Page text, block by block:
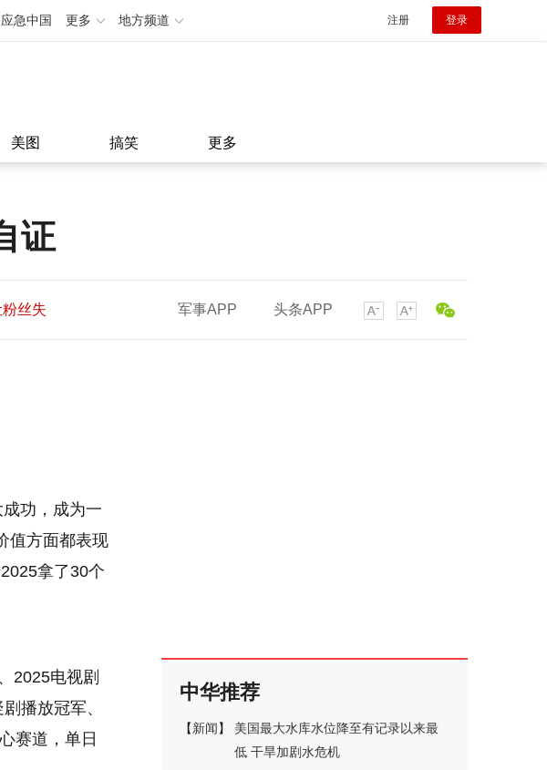
应急中国 更多 地方频道 注册 登录
美图 搞笑 更多
证
丝失
丝失
军事APP 头条APP
功，成为一
值方面都表现
拿了30个
2025电视剧
播放冠军、
赛道，单日
中华推荐
【新闻】
美国最大水库水位降至有记录以来最
低 干旱加剧水危机